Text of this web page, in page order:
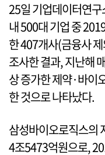
25일 기업데이터연
내 500대 기업 중
한 407개사(금융사
조사한 결과, 지난해
상 증가한 제약·바이
한 것으로 나타났다.
삼성바이오로직스의
4조5473억원으로,